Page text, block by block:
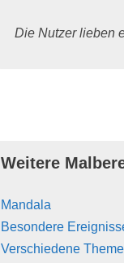
Die Nutzer lieben
Weitere
Mandala
Besondere
Verschiedene